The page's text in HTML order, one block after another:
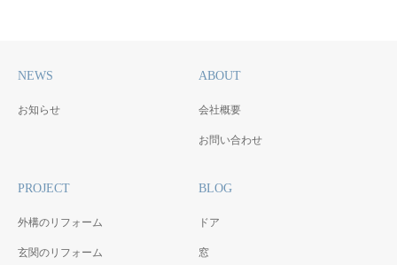
NEWS
お知らせ
ABOUT
会社概要
お問い合わせ
PROJECT
外構のリフォーム
玄関のリフォーム
BLOG
ドア
窓